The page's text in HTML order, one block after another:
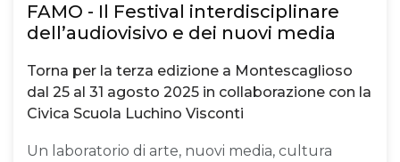
FAMO - Il Festival interdisciplinare
dell’audiovisivo e dei nuovi media
Torna per la terza edizione a Montescaglioso
dal 25 al 31 agosto 2025 in collaborazione con la
Civica Scuola Luchino Visconti
Un laboratorio di arte, nuovi media, cultura